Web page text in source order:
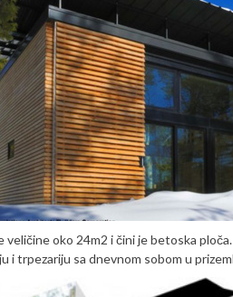
veličine oko 24m2 i čini je betoska
i trpezariju sa dnevnom sobom u